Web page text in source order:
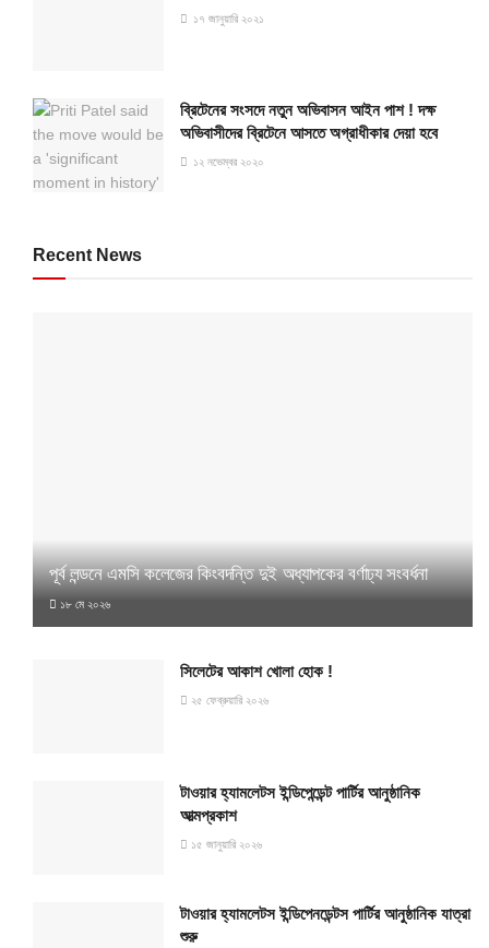
১৭ জানুয়ারি ২০২১
ব্রিটেনের সংসদে নতুন অভিবাসন আইন পাশ ! দক্ষ
অভিবাসীদের ব্রিটেনে আসতে অগ্রাধীকার দেয়া হবে
১২ নভেম্বর ২০২০
Recent News
পূর্ব লন্ডনে এমসি কলেজের কিংবদন্তি দুই অধ্যাপকের বর্ণাঢ্য সংবর্ধনা
১৮ মে ২০২৬
সিলেটের আকাশ খোলা হোক !
২৫ ফেব্রুয়ারি ২০২৬
টাওয়ার হ্যামলেটস ইন্ডিপেন্ডেন্ট পার্টির আনুষ্ঠানিক
আত্মপ্রকাশ
১৫ জানুয়ারি ২০২৬
টাওয়ার হ্যামলেটস ইন্ডিপেনডেন্টস পার্টির আনুষ্ঠানিক যাত্রা
শুরু